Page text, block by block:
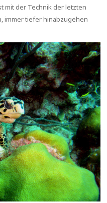
mit der Technik der letzten
immer tiefer hinabzugehen